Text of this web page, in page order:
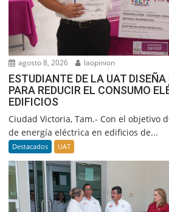
agosto 8, 2026 laopinion
ESTUDIANTE DE LA UAT
PARA REDUCIR EL CONSUMO
EDIFICIOS
Ciudad Victoria, Tam.- Con el objetivo
de energía eléctrica en edificios de...
Destacados UAT